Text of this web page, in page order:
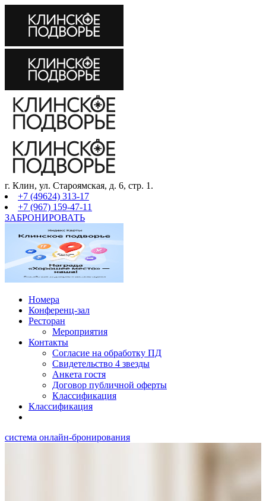
г. Клин, ул. Староямская, д. 6, стр. 1.
+7 (49624) 313-17
+7 (967) 159-47-11
ЗАБРОНИРОВАТЬ
Номера
Конференц-зал
Ресторан
Мероприятия
Контакты
Согласие на обработку ПД
Свидетельство 4 звезды
Анкета гостя
Договор публичной оферты
Классификация
Классификация
система онлайн-бронирования